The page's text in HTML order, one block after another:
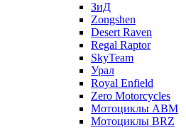
ЗиД
Zongshen
Desert Raven
Regal Raptor
SkyTeam
Урал
Royal Enfield
Zero Motorcycles
Мотоциклы ABM
Мотоциклы BRZ